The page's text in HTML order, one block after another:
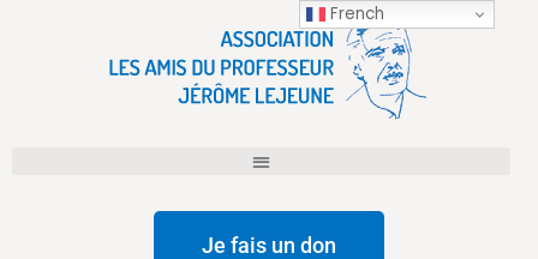
Je fais un don
French